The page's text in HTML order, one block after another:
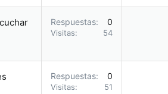
Respuestas 0
Visitas 54
Respuestas 0
Visitas 51